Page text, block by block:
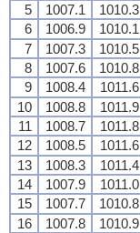
5
1007.1 1010.3
6
1006.9 1010.1
7
1007.3 1010.5
8
1007.6 1010.8
9
1008.4 1011.6
10
1008.8 1011.9
11
1008.7 1011.8
12
1008.5 1011.6
13
1008.3 1011.4
14
1007.9 1011.0
15
1007.7 1010.8
16
1007.8 1010.9
5
1007.1 1010.3
6
1006.9 1010.1
7
1007.3 1010.5
8
1007.6 1010.8
9
1008.4 1011.6
10
1008.8 1011.9
11
1008.7 1011.8
12
1008.5 1011.6
13
1008.3 1011.4
14
1007.9 1011.0
15
1007.7 1010.8
16
1007.8 1010.9
5
1007.1 1010.3
6
1006.9 1010.1
7
1007.3 1010.5
8
1007.6 1010.8
9
1008.4 1011.6
10
1008.8 1011.9
11
1008.7 1011.8
12
1008.5 1011.6
13
1008.3 1011.4
14
1007.9 1011.0
15
1007.7 1010.8
16
1007.8 1010.9
5
1007.1 1010.3
6
1006.9 1010.1
7
1007.3 1010.5
8
1007.6 1010.8
9
1008.4 1011.6
10
1008.8 1011.9
11
1008.7 1011.8
12
1008.5 1011.6
13
1008.3 1011.4
14
1007.9 1011.0
15
1007.7 1010.8
16
1007.8 1010.9